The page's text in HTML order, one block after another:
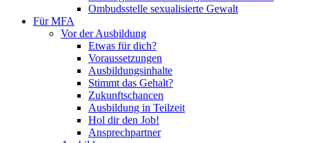
Ombudsstelle sexualisierte Gewalt
Für MFA
Vor der Ausbildung
Etwas für dich?
Voraussetzungen
Ausbildungsinhalte
Stimmt das Gehalt?
Zukunftschancen
Ausbildung in Teilzeit
Hol dir den Job!
Ansprechpartner